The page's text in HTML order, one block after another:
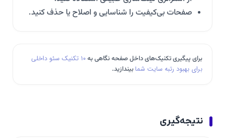
صفحات بی‌کیفیت را شناسایی و اصلاح یا حذف کنید.
برای پیگیری تکنیک‌های داخل صفحه نگاهی به
۱۰ تکنیک سئو داخلی
برای بهبود رتبه سایت شمابیندازید.
نتیجه‌گیری